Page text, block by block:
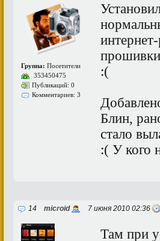
Группа: Посетители
353450475
Публикаций: 0
Комментариев: 3
прошивки
:(
Блин,
стало
:( У кого
14 microid 7 июня 2010 02:36
Там при